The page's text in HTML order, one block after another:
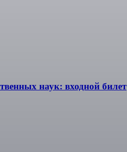
наук: входной билет